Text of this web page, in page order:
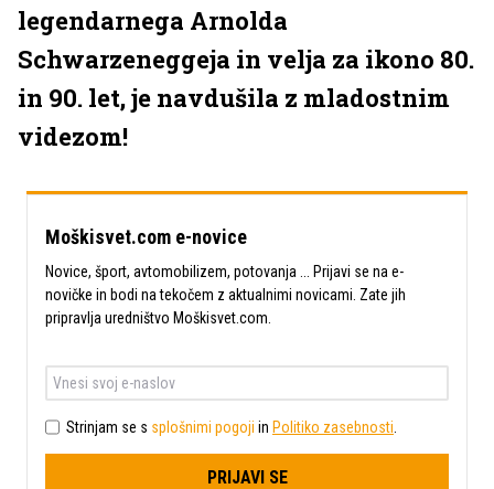
legendarnega Arnolda
Schwarzeneggeja in velja za ikono 80.
in 90. let, je navdušila z mladostnim
videzom!
Moškisvet.com e-novice
Novice, šport, avtomobilizem, potovanja ... Prijavi se na e-
novičke in bodi na tekočem z aktualnimi novicami. Zate jih
pripravlja uredništvo Moškisvet.com.
Strinjam se s splošnimi pogoji in Politiko zasebnosti
PRIJAVI SE